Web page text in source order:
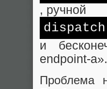
, ручной
dispatch
и
endpoint‑а».
Проблема